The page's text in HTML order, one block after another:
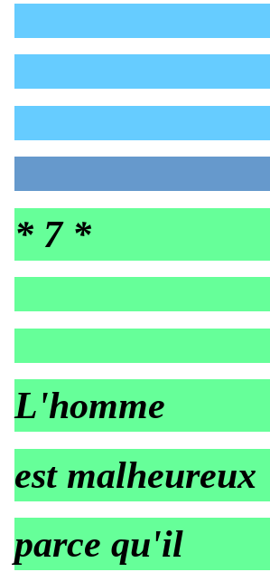
* 7 *
L'homme
est malheureux
parce qu'il